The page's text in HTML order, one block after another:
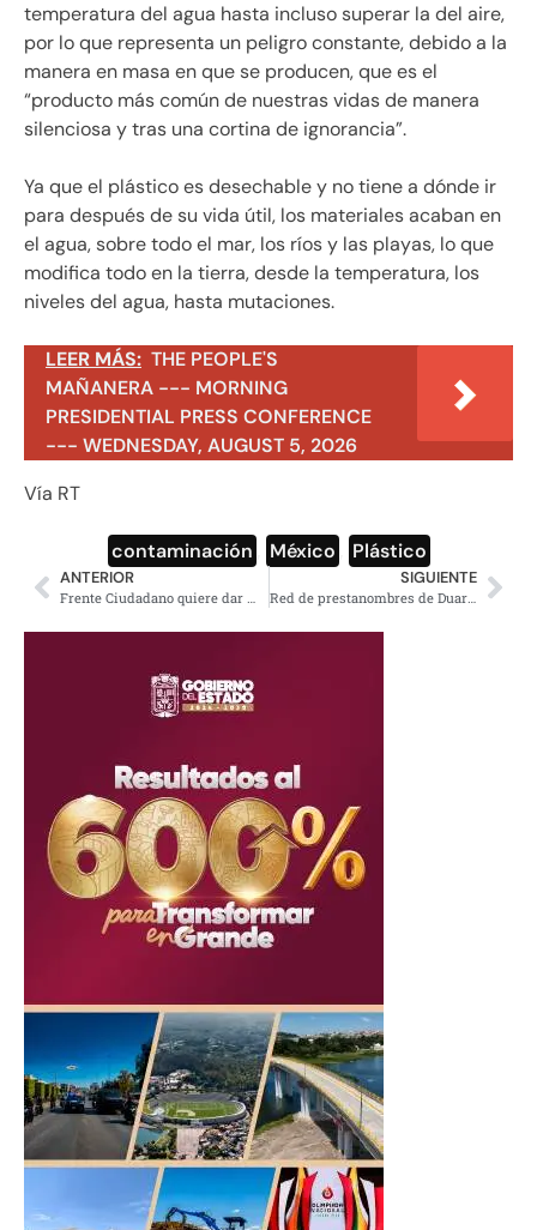
temperatura del agua hasta incluso superar la del aire,
por lo que representa un peligro constante, debido a la
manera en masa en que se producen, que es el
“producto más común de nuestras vidas de manera
silenciosa y tras una cortina de ignorancia”.
Ya que el plástico es desechable y no tiene a dónde ir
para después de su vida útil, los materiales acaban en
el agua, sobre todo el mar, los ríos y las playas, lo que
modifica todo en la tierra, desde la temperatura, los
niveles del agua, hasta mutaciones.
LEER MÁS: THE PEOPLE'S
MAÑANERA --- MORNING
PRESIDENTIAL PRESS CONFERENCE
--- WEDNESDAY, AUGUST 5, 2026
Vía RT
contaminación México Plástico
ANTERIOR
Frente Ciudadano quiere dar marcha atrás a gasolinazo… que ellos mismos aprobaron
SIGUIENTE
Red de prestanombres de Duarte tiene un edificio en Polanco